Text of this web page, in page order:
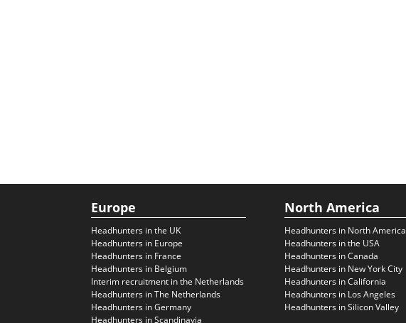
Europe
Headhunters in the UK
Headhunters in Europe
Headhunters in France
Headhunters in Belgium
Interim recruitment in the Netherlands
Headhunters in The Netherlands
Headhunters in Germany
Headhunters in Scandinavia
North America
Headhunters in North America
Headhunters in the USA
Headhunters in Canada
Headhunters in New York City
Headhunters in California
Headhunters in Los Angeles
Headhunters in Silicon Valley